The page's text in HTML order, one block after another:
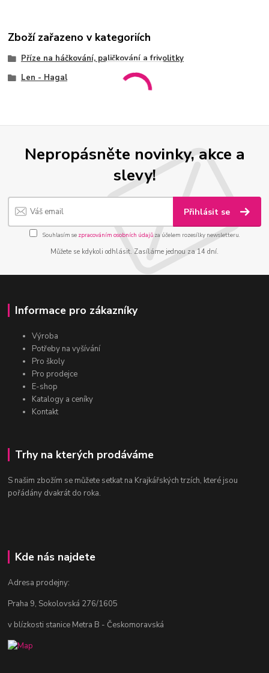
Zboží zařazeno v kategoriích
Příze na háčkování, paličkování a frivolitky
Len - Hagal
Nepropásněte novinky, akce a
slevy!
Přihlásit se
Souhlasím se zpracováním osobních údajůza účelem rozesílky newsletteru.
Můžete se kdykoli odhlásit. Zasíláme jednou za 14 dní.
Informace pro zákazníky
Výroba
Potřeby na vyšívání
Pro školy
Pro prodejce
E-shop
Katalogy a ceníky
Kontakt
Trhy na kterých prodáváme
S našim zbožím se můžete setkat na Krajkářských trzích, které jsou
pořádány dvakrát do roka.
Kde nás najdete
Adresa prodejny:
Praha 9, Sokolovská 276/1605
v blízkosti stanice Metra B - Českomoravská